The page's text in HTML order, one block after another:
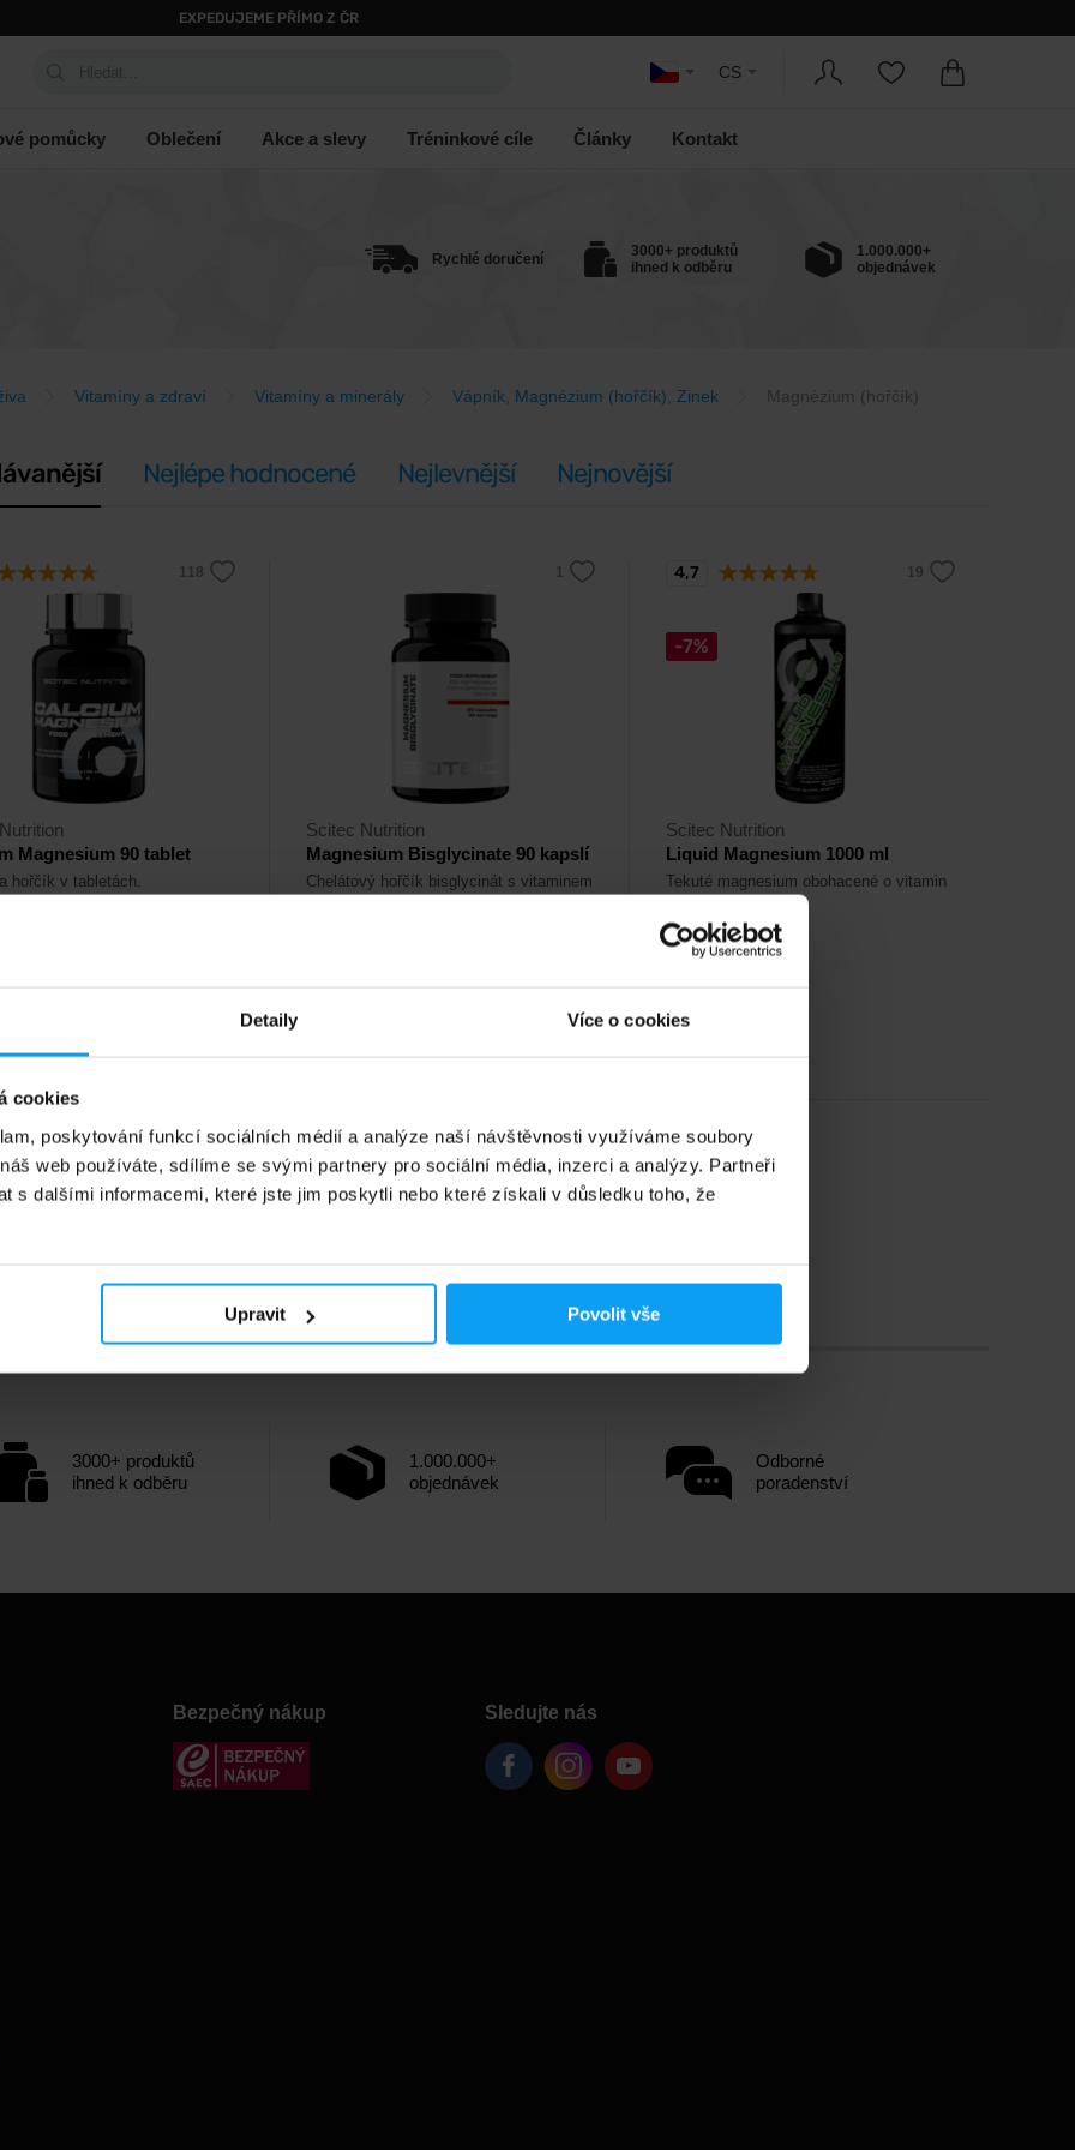
Detaily Více o cookies
cookies
poskytování funkcí sociálních médií a analýze naší návštěvnosti využíváme soubory
web používáte, sdílíme se svými partnery pro sociální média, inzerci a analýzy. Partneři
s dalšími informacemi, které jste jim poskytli nebo které získali v důsledku toho, že
Upravit Povolit vše
EXPEDUJEME PŘÍMO Z ČR
CS
pomůcky Oblečení Akce a slevy Tréninkové cíle Články Kontakt
Rychlé doručení
3000+ produktů
ihned k odběru
1.000.000+
objednávek
Vitamíny a zdraví Vitamíny a minerály Vápník, Magnézium (hořčík), Zinek Magnézium (hořčík)
Nejlépe hodnocené Nejlevnější Nejnovější
Magnesium 90 tablet
hořčík v tabletách.
Scitec Nutrition
Magnesium Bisglycinate 90 kapslí
Chelátový hořčík bisglycinát s vitaminem
382Kč
-7%
Scitec Nutrition
Liquid Magnesium 1000 ml
Tekuté magnesium obohacené o vitamin
498Kč
537
4,7
3000+ produktů
ihned k odběru
1.000.000+
objednávek
Odborné
poradenství
Bezpečný nákup Sledujte nás